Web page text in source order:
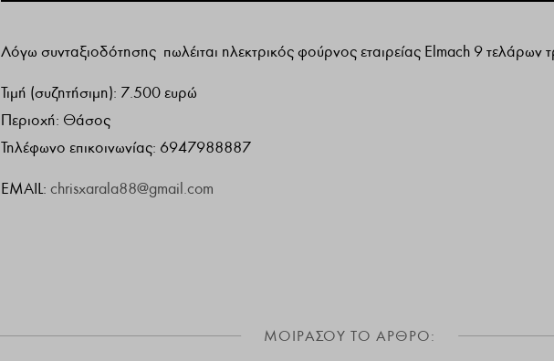
Λόγω συνταξιοδότησης πωλέιται ηλεκτρικός φούρνος εταιρείας Elmach 9 τελάρων
Τιμή (συζητήσιμη): 7.500 ευρώ
Περιοχή: Θάσος
Τηλέφωνο επικοινωνίας: 6947988887
EMAIL: chrisxarala88@gmail.com
ΜΟΙΡΑΣΟΥ ΤΟ ΑΡΘΡΟ: